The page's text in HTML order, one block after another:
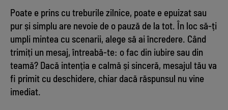
Poate e prins cu treburile zilnice, poate e epuizat sau
pur și simplu are nevoie de o pauză de la tot. În loc să-ți
umpli mintea cu scenarii, alege să ai încredere. Când
trimiți un mesaj, întreabă-te: o fac din iubire sau din
teamă? Dacă intenția e calmă și sinceră, mesajul tău va
fi primit cu deschidere, chiar dacă răspunsul nu vine
imediat.